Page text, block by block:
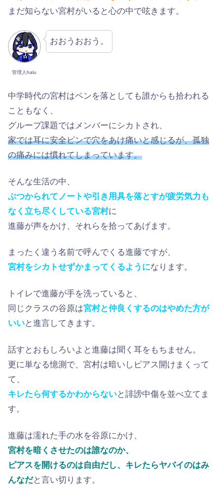
まだ知らない宮村がいると心の中で呟きます。
管理人halu
おおうおおう。
中学時代の宮村はペンを落としても誰からも拾われる
こともなく、
グループ課題ではメンバーにシカトされ、
家では耳に安全ピンで穴をあけ痛いと感じるが、孤独
の痛みには慣れてしまっています。
そんな生活の中、
ぶつかられてノートや引き用具を落とすが疲労気力も
なく立ち尽くしている宮村に
進藤が声をかけ、それらを拾ってあげます。
まったく違う名前で呼んでくる進藤ですが、
宮村をシカトせずかまってくるようになります。
トイレで進藤が手を洗っていると、
同じクラスの谷原は宮村と仲良くするのはやめた方が
いいと進言してきます。
話すとおもしろいよと進藤は聞く耳をもちません。
更に単なる憶測で、宮村は暗いしピアス開けまくって
て、
キレたら何するかわからないと誹謗中傷を並べ立てま
す。
進藤は濡れた手の水を谷原にかけ、
宮村を暗くさせたのは誰なのか、
ピアスを開けるのは自由だし、キレたらヤバイのはみ
んなだと言い切ります。